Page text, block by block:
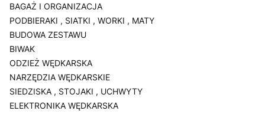
BAGAŻ I ORGANIZACJA
PODBIERAKI , SIATKI , WORKI , MATY
BUDOWA ZESTAWU
BIWAK
ODZIEŻ WĘDKARSKA
NARZĘDZIA WĘDKARSKIE
SIEDZISKA , STOJAKI , UCHWYTY
ELEKTRONIKA WĘDKARSKA